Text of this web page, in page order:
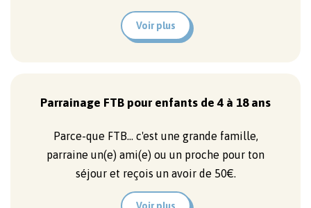
Voir plus
Parrainage FTB pour enfants de 4 à 18 ans
Parce-que FTB... c'est une grande famille,
parraine un(e) ami(e) ou un proche pour ton
séjour et reçois un avoir de 50€.